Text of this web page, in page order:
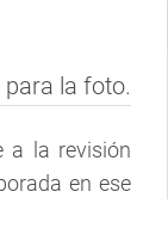
la foto.
a la revisión
en ese